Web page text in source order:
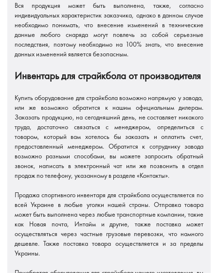
Вся продукция может быть выполнена, также, согласно
индивидуальных характеристик заказчика, однако в данном случае
необходимо понимать, что внесение изменений в технические
данные любого снаряда могут повлечь за собой серьезные
последствия, поэтому необходимо на 100% знать, что внесение
данных изменений является безопасным.
Инвентарь для страйкбола от производителя
Купить оборудование для страйкбола возможно напрямую у завода,
или же возможно обратится к нашим официальным дилерам.
Заказать продукцию, на сегодняшний день, не составляет никакого
труда, достаточно связаться с менеджером, определиться с
товаром, который вам хотелось бы заказать и оплатить счет,
предоставленный менеджером. Обратится к сотруднику завода
возможно разными способами, вы можете запросить обратный
звонок, написать в электронный чат или же позвонить в отдел
продаж по телефону, указанному в разделе «Контакты».
Продажа спортивного инвентаря для страйкбола осуществляется по
всей Украине в любые уголки нашей страны. Отправка товара
может быть выполнена через любые транспортные компании, такие
как Новая почта, Интайм и другие, также поставка может
осуществляться через частные грузовые перевозки, что намного
дешевле. Также поставка товара осуществляется и за пределы
Украины.